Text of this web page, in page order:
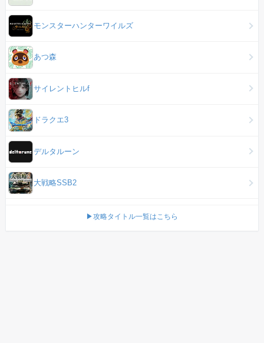
モンスターハンターワイルズ
あつ森
サイレントヒルf
ドラクエ3
デルタルーン
大戦略SSB2
▶攻略タイトル一覧はこちら